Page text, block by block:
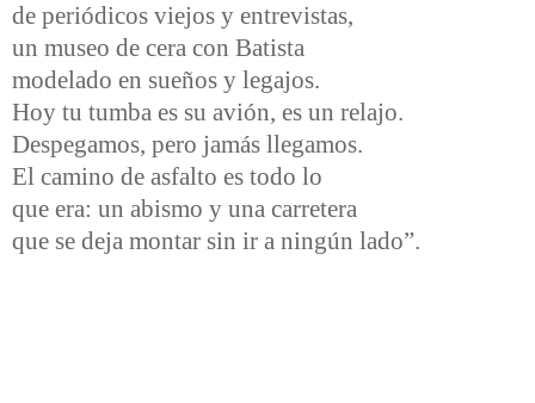
de periódicos viejos y entrevistas,
un museo de cera con Batista
modelado en sueños y legajos.
Hoy tu tumba es su avión, es un relajo.
Despegamos, pero jamás llegamos.
El camino de asfalto es todo lo
que era: un abismo y una carretera
que se deja montar sin ir a ningún lado”.